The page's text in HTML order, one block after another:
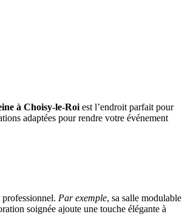
à Choisy-le-Roi est l’endroit parfait pour
adaptées pour rendre votre événement
professionnel. Par exemple, sa salle modulable
soignée ajoute une touche élégante à